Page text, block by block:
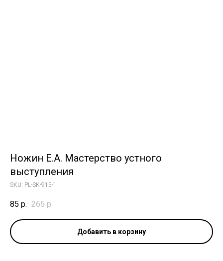
Ножин Е.А. Мастерство устного
выступления
SKU: PL-SK-915-1
85 р. 265 р.
Добавить в корзину